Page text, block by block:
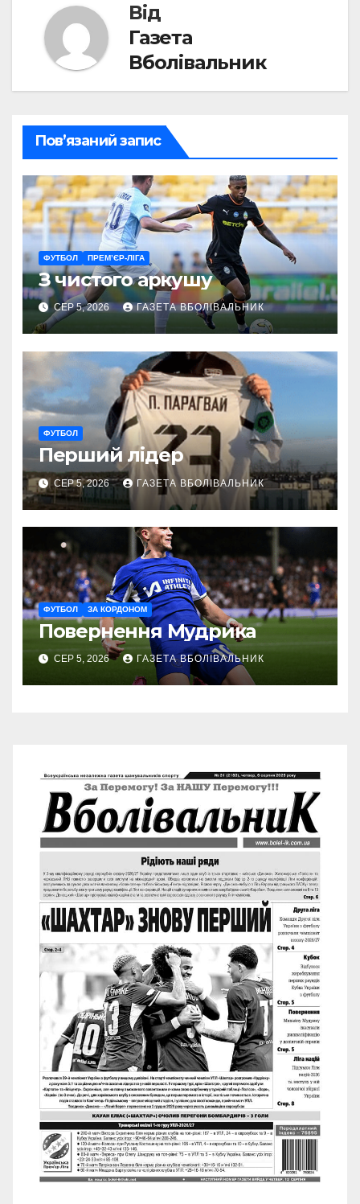
Від
Газета
Вболівальник
Пов’язаний запис
ФУТБОЛ ПРЕМ’ЄР-ЛІГА
З чистого аркушу
СЕР 5, 2026 ГАЗЕТА ВБОЛІВАЛЬНИК
ФУТБОЛ
Перший лідер
СЕР 5, 2026 ГАЗЕТА ВБОЛІВАЛЬНИК
ФУТБОЛ ЗА КОРДОНОМ
Повернення Мудрика
СЕР 5, 2026 ГАЗЕТА ВБОЛІВАЛЬНИК